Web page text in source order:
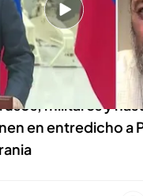
de concejales
cabeza de Putin y
militares y
en entredicho a